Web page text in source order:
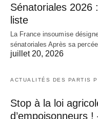
Sénatoriales 2026
liste
La France insoumise
sénatoriales Après sa
juillet 20, 2026
ACTUALITÉS DES PARTIS
Stop à la loi
d’empoisonneurs